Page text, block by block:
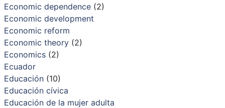
Economic dependence(2)
Economic development
Economic reform
Economic theory(2)
Economics(2)
Ecuador
Educación(10)
Educación cívica
Educación de la mujer adulta